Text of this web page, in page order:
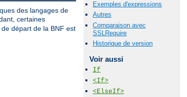
Exemples d'expressions
Autres
Comparaison avec
SSLRequire
Historique de version
Voir aussi
If
<If>
<ElseIf>
des langages de
certaines
départ de la BNF est